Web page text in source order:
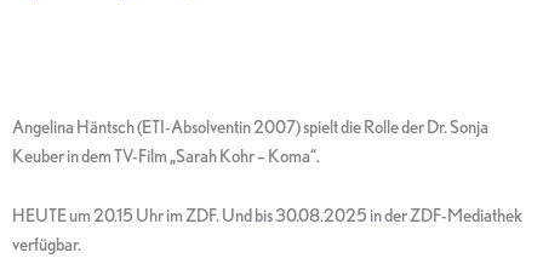
Angelina Häntsch (ETI-Absolventin 2007) spielt die Rolle der Dr. Sonja
Keuber in dem TV-Film „Sarah Kohr – Koma“.
HEUTE um 20.15 Uhr im ZDF. Und bis 30.08.2025 in der ZDF-Mediathek
verfügbar.